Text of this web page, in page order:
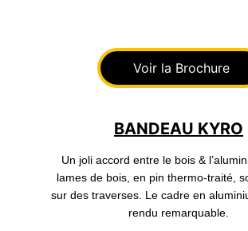
BANDEAU KYRO
Un joli accord entre le bois &
lames de bois, en pin thermo-traité,
sur des traverses. Le cadre en
rendu remarquable.
Voir la Brochure